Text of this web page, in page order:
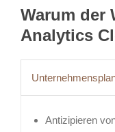
Warum der
Analytics
Antizipieren